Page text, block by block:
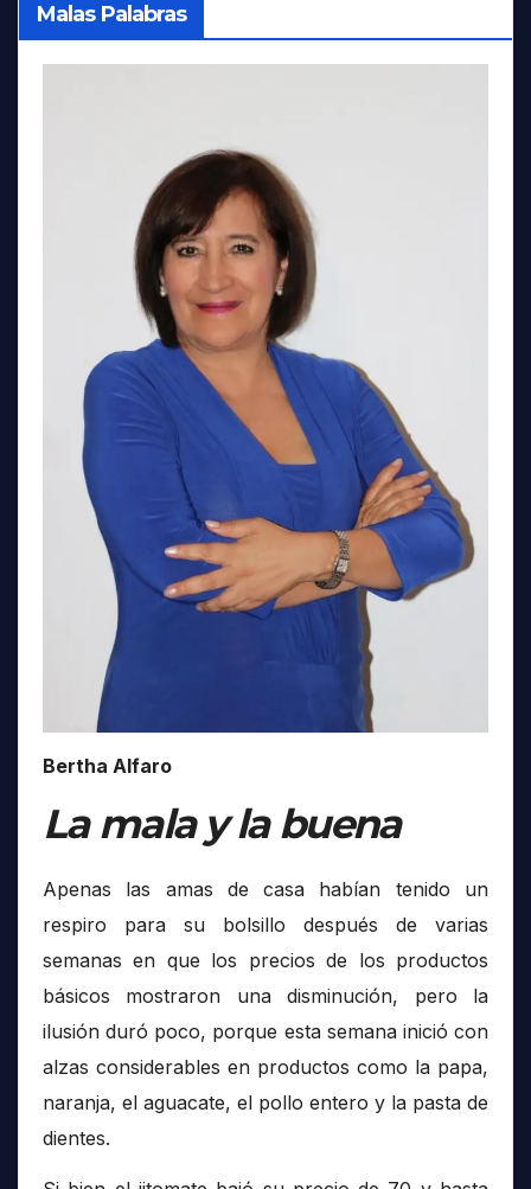
Malas Palabras
Bertha Alfaro
La mala y la buena
Apenas las amas de casa habían tenido un
respiro para su bolsillo después de varias
semanas en que los precios de los productos
básicos mostraron una disminución, pero la
ilusión duró poco, porque esta semana inició con
alzas considerables en productos como la papa,
naranja, el aguacate, el pollo entero y la pasta de
dientes.